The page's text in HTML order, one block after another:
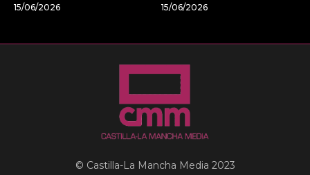
15/06/2026 15/06/2026
© Castilla-La Mancha Media 2023